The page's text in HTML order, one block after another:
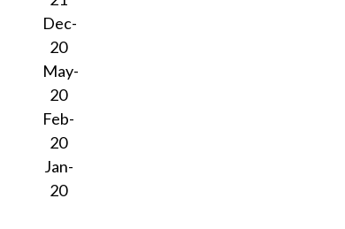
Dec-
20
May-
20
Feb-
20
Jan-
20